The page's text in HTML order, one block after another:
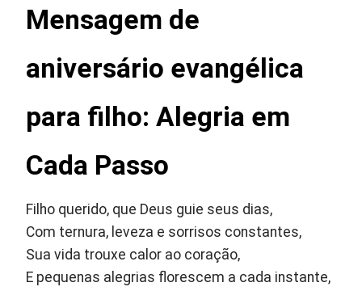
Mensagem de
aniversário evangélica
para filho: Alegria em
Cada Passo
Filho querido, que Deus guie seus dias,
Com ternura, leveza e sorrisos constantes,
Sua vida trouxe calor ao coração,
E pequenas alegrias florescem a cada instante,